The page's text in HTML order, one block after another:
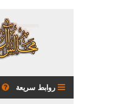
روابط سريعة